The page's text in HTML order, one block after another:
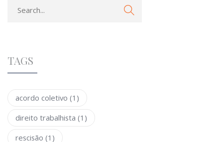
TAGS
acordo coletivo (1)
direito trabalhista (1)
rescisão (1)